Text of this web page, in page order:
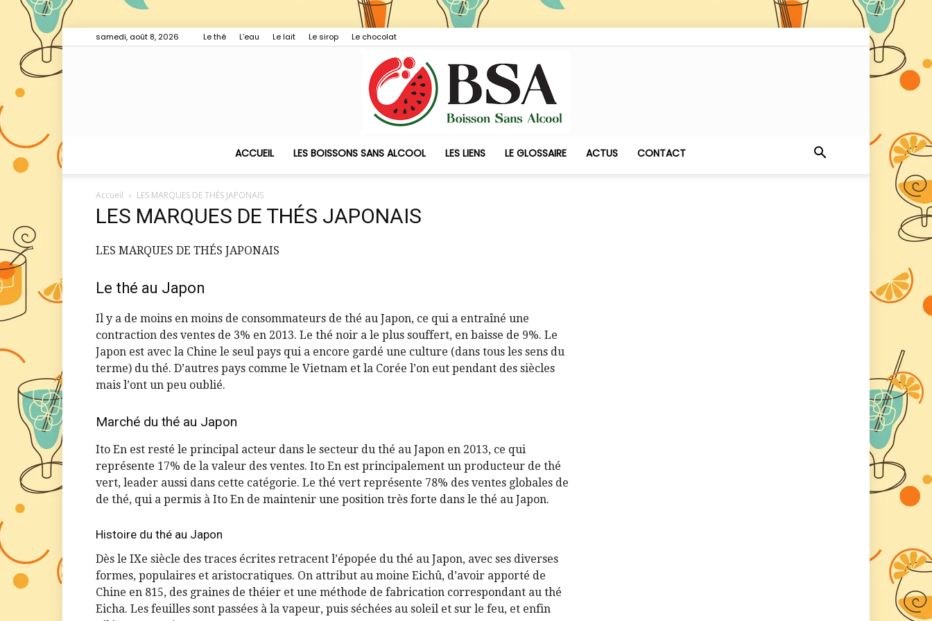
samedi, août 8, 2026 Le thé L’eau Le lait Le sirop Le chocolat
Alcool
ACCUEIL LES BOISSONS SANS ALCOOL LES LIENS LE GLOSSAIRE ACTUS CONTACT
Accueil LES MARQUES DE THÉS JAPONAIS
LES MARQUES DE THÉS JAPONAIS
LES MARQUES DE THÉS JAPONAIS
Le thé au Japon
Il y a de moins en moins de consommateurs de thé au Japon, ce qui a entraîné une
contraction des ventes de 3% en 2013. Le thé noir a le plus souffert, en baisse de 9%. Le
Japon est avec la Chine le seul pays qui a encore gardé une culture (dans tous les sens du
terme) du thé. D’autres pays comme le Vietnam et la Corée l’on eut pendant des siècles
mais l’ont un peu oublié.
Marché du thé au Japon
Ito En est resté le principal acteur dans le secteur du thé au Japon en 2013, ce qui
représente 17% de la valeur des ventes. Ito En est principalement un producteur de thé
vert, leader aussi dans cette catégorie. Le thé vert représente 78% des ventes globales de
de thé, qui a permis à Ito En de maintenir une position très forte dans le thé au Japon.
Histoire du thé au Japon
Dès le IXe siècle des traces écrites retracent l’épopée du thé au Japon, avec ses diverses
formes, populaires et aristocratiques. On attribut au moine Eichû, d’avoir apporté de
Chine en 815, des graines de théier et une méthode de fabrication correspondant au thé
Eicha. Les feuilles sont passées à la vapeur, puis séchées au soleil et sur le feu, et enfin